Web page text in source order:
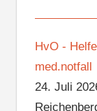
HvO -
med.notfall
24. Juli